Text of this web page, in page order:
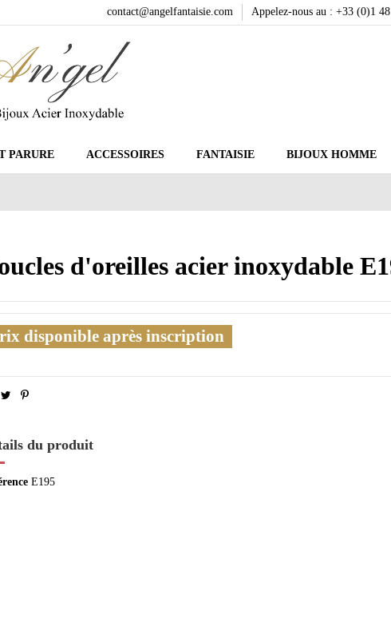
contact@angelfantaisie.com Appelez-nous au : +33 (0)1
PARURE ACCESSOIRES FANTAISIE BIJOUX HOMME
d'oreilles acier inoxydable
disponible après inscription
du produit
E195